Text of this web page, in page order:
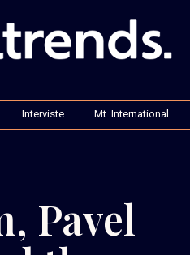
Interviste Mt. International
Pavel